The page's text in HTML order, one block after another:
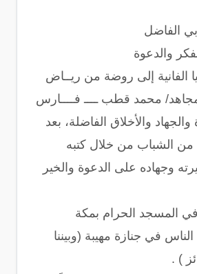
الفاضل
والدعوة
الفانية إلى روضة من ريــاض
محمد قطب ــــ فــــارس
والجهاد والأخلاق الفاضلة، بعد
من الشباب من خلال كتبه
وجهاده على الدعوة والخير
المسجد الحرام بمكة
في جنازة مهيبة (وبيننا
) .